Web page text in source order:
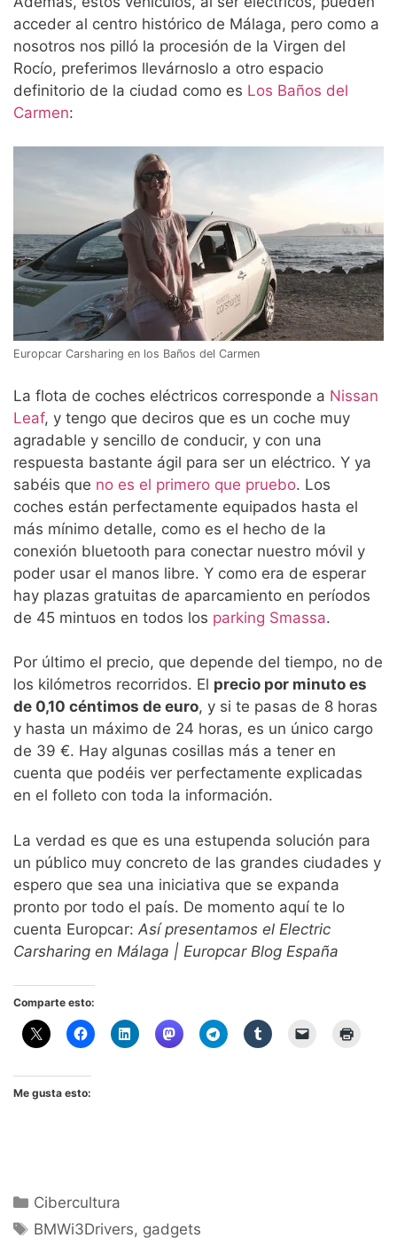
acceder al centro histórico de Málaga, pero como a
nosotros nos pilló la procesión de la Virgen del
Rocío, preferimos llevárnoslo a otro espacio
definitorio de la ciudad como es Los Baños del
Carmen:
Europcar Carsharing en los Baños del Carmen
La flota de coches eléctricos corresponde a Nissan
Leaf, y tengo que deciros que es un coche muy
agradable y sencillo de conducir, y con una
respuesta bastante ágil para ser un eléctrico. Y ya
sabéis que no es el primero que pruebo. Los
coches están perfectamente equipados hasta el
más mínimo detalle, como es el hecho de la
conexión bluetooth para conectar nuestro móvil y
poder usar el manos libre. Y como era de esperar
hay plazas gratuitas de aparcamiento en períodos
de 45 mintuos en todos los parking Smassa.
Por último el precio, que depende del tiempo, no de
los kilómetros recorridos. El precio por minuto es
de 0,10 céntimos de euro, y si te pasas de 8 horas
y hasta un máximo de 24 horas, es un único cargo
de 39 €. Hay algunas cosillas más a tener en
cuenta que podéis ver perfectamente explicadas
en el folleto con toda la información.
La verdad es que es una estupenda solución para
un público muy concreto de las grandes ciudades y
espero que sea una iniciativa que se expanda
pronto por todo el país. De momento aquí te lo
cuenta Europcar: Así presentamos el Electric
Carsharing en Málaga | Europcar Blog España
Comparte esto:
Me gusta esto:
Categorías
Cibercultura
Etiquetas
BMWi3Drivers, gadgets